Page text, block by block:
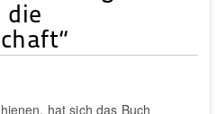
hat sich das Buch